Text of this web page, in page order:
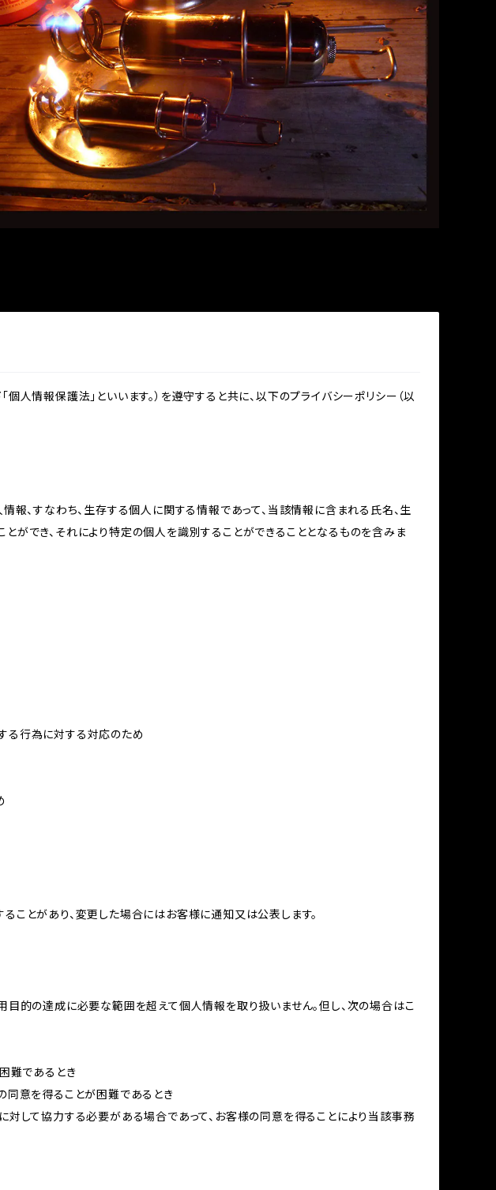
情報保護法」といいます。）を遵守すると共に、以下のプライバシーポリシー（以
、すなわち、生存する個人に関する情報であって、当該情報に含まれる氏名、生
ができ、それにより特定の個人を識別することができることとなるものを含みま
する行為に対する対応のため
ことがあり、変更した場合にはお客様に通知又は公表します。
的の達成に必要な範囲を超えて個人情報を取り扱いません。但し、次の場合はこ
難であるとき
同意を得ることが困難であるとき
して協力する必要がある場合であって、お客様の同意を得ることにより当該事務